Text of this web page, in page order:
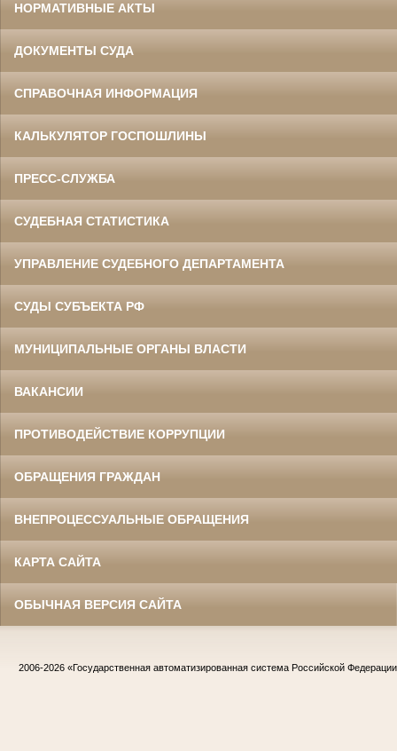
НОРМАТИВНЫЕ АКТЫ
ДОКУМЕНТЫ СУДА
СПРАВОЧНАЯ ИНФОРМАЦИЯ
КАЛЬКУЛЯТОР ГОСПОШЛИНЫ
ПРЕСС-СЛУЖБА
СУДЕБНАЯ СТАТИСТИКА
УПРАВЛЕНИЕ СУДЕБНОГО ДЕПАРТАМЕНТА
СУДЫ СУБЪЕКТА РФ
МУНИЦИПАЛЬНЫЕ ОРГАНЫ ВЛАСТИ
ВАКАНСИИ
ПРОТИВОДЕЙСТВИЕ КОРРУПЦИИ
ОБРАЩЕНИЯ ГРАЖДАН
ВНЕПРОЦЕССУАЛЬНЫЕ ОБРАЩЕНИЯ
КАРТА САЙТА
ОБЫЧНАЯ ВЕРСИЯ САЙТА
2006-2026 «Государственная автоматизированная система Российской